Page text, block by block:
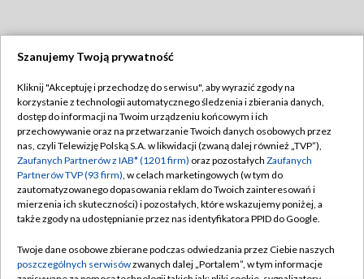
TVP
Abonament TVP
Emisja w TVP
Centrum informacji TVP
Naziemna Telewizja Cyfrowa
Rada Programowa
Regulamin TVP
Polityka prywatności
Moje zgody
Pomoc
Kontakt
Szanujemy Twoją prywatność
Kliknij "Akceptuję i przechodzę do serwisu", aby wyrazić zgody na
korzystanie z technologii automatycznego śledzenia i zbierania danych,
dostęp do informacji na Twoim urządzeniu końcowym i ich
przechowywanie oraz na przetwarzanie Twoich danych osobowych przez
nas, czyli Telewizję Polską S.A. w likwidacji (zwaną dalej również „TVP”),
Zaufanych Partnerów z IAB* (1201 firm) oraz pozostałych Zaufanych
Partnerów TVP (93 firm), w celach marketingowych (w tym do
zautomatyzowanego dopasowania reklam do Twoich zainteresowań i
mierzenia ich skuteczności) i pozostałych, które wskazujemy poniżej, a
także zgody na udostępnianie przez nas identyfikatora PPID do Google.
Twoje dane osobowe zbierane podczas odwiedzania przez Ciebie naszych
poszczególnych serwisówzwanych dalej „Portalem”, w tym informacje